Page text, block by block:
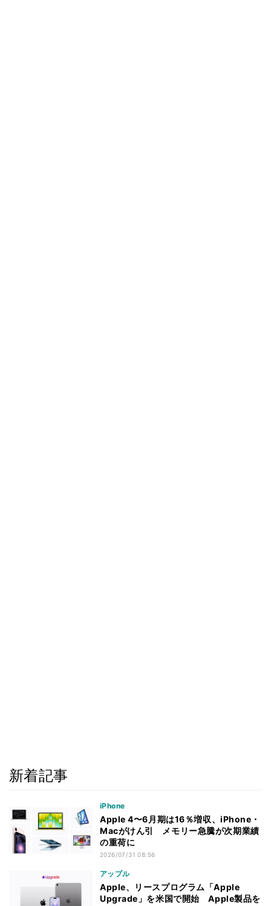
新着記事
iPhone
Apple 4〜6月期は16％増収、iPhone・
Macがけん引 メモリー急騰が次期業績
の重荷に
2026/07/31 08:56
アップル
Apple、リースプログラム「Apple
Upgrade」を米国で開始 Apple製品を